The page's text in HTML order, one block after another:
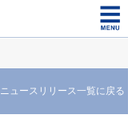
ニュースリリース一覧に戻る